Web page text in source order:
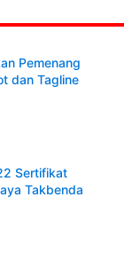
Pemenang
dan Tagline
Sertifikat
Takbenda